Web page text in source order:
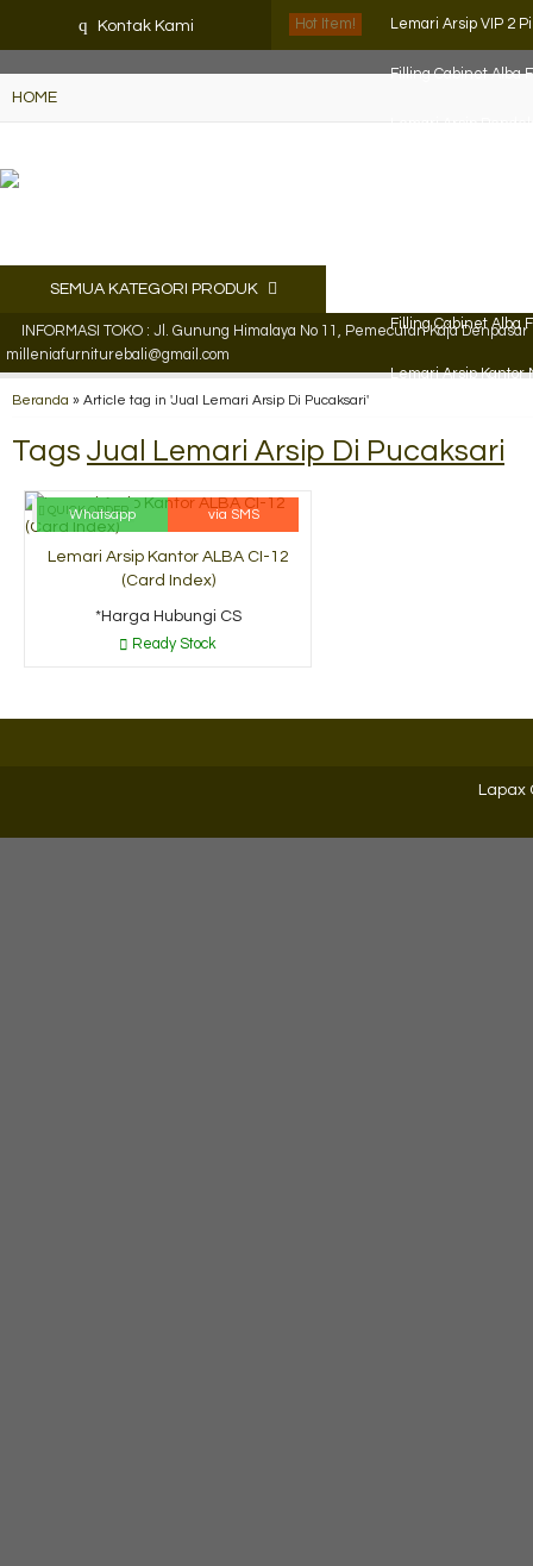
K72iUX0Xmb2bktCgP-w8iulNTg-kxoDzr6rh-MFTA7o
q Kontak Kami Hot Item! Lemari Arsip VIP 2
Filling Cabinet Alba
Filling Cabinet Alba
Lemari Arsip Kantor
HOME
SEMUA KATEGORI PRODUK
INFORMASI TOKO : Jl. Gunung Himalaya No 11, Pemecutan Kaja Denpasar
milleniafurniturebali@gmail.com
Beranda » Article tag in 'Jual Lemari Arsip Di Pucaksari'
Tags Jual Lemari Arsip Di Pucaksari
QUICK ORDER
Whatsapp via SMS
Lemari Arsip Kantor ALBA CI-12
(Card Index)
*Harga Hubungi CS
Ready Stock
Lapax